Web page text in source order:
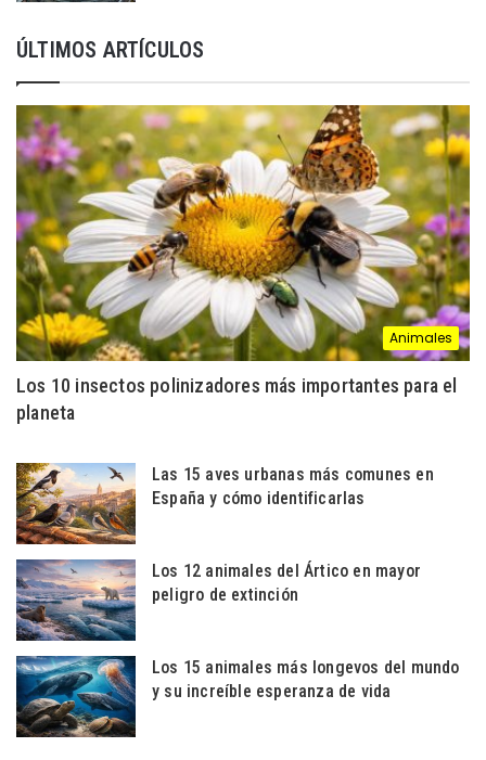
ÚLTIMOS ARTÍCULOS
Animales
Los 10 insectos polinizadores más importantes para el
planeta
Las 15 aves urbanas más comunes en
España y cómo identificarlas
Los 12 animales del Ártico en mayor
peligro de extinción
Los 15 animales más longevos del mundo
y su increíble esperanza de vida